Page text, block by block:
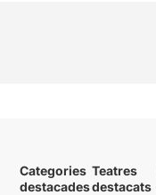
Categories
destacades
Teatres
destacats